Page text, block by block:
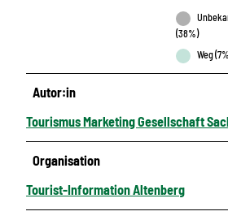
(38%)
Weg
Autor:in
Tourismus Marketing Gesellschaft
Organisation
Tourist-Information Altenberg